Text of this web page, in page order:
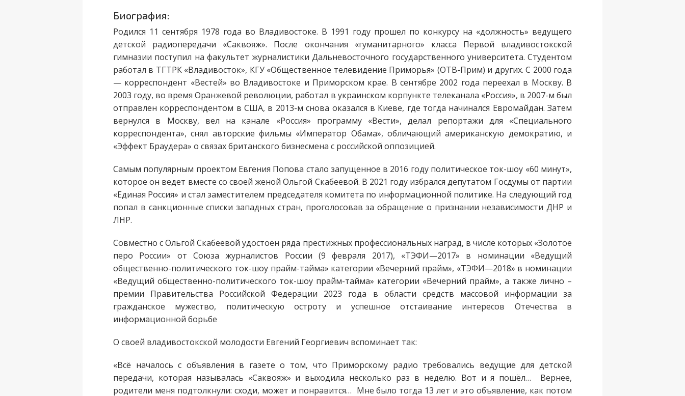
Биография:
Родился 11 сентября 1978 года во Владивостоке. В 1991 году прошел по конкурсу на «должность» ведущего
детской радиопередачи «Саквояж». После окончания «гуманитарного» класса Первой владивостокской
гимназии поступил на факультет журналистики Дальневосточного государственного университета. Студентом
работал в ТГТРК «Владивосток», КГУ «Общественное телевидение Приморья» (ОТВ-Прим) и других. С 2000 года
— корреспондент «Вестей» во Владивостоке и Приморском крае. В сентябре 2002 года переехал в Москву. В
2003 году, во время Оранжевой революции, работал в украинском корпункте телеканала «Россия», в 2007-м был
отправлен корреспондентом в США, в 2013-м снова оказался в Киеве, где тогда начинался Евромайдан. Затем
вернулся в Москву, вел на канале «Россия» программу «Вести», делал репортажи для «Специального
корреспондента», снял авторские фильмы «Император Обама», обличающий американскую демократию, и
«Эффект Браудера» о связах британского бизнесмена с российской оппозицией.
Самым популярным проектом Евгения Попова стало запущенное в 2016 году политическое ток-шоу «60 минут»,
которое он ведет вместе со своей женой Ольгой Скабеевой. В 2021 году избрался депутатом Госдумы от партии
«Единая Россия» и стал заместителем председателя комитета по информационной политике. На следующий год
попал в санкционные списки западных стран, проголосовав за обращение о признании независимости ДНР и
ЛНР.
Совместно с Ольгой Скабеевой удостоен ряда престижных профессиональных наград, в числе которых «Золотое
перо России» от Союза журналистов России (9 февраля 2017), «ТЭФИ—2017» в номинации «Ведущий
общественно-политического ток-шоу прайм-тайма» категории «Вечерний прайм», «ТЭФИ—2018» в номинации
«Ведущий общественно-политического ток-шоу прайм-тайма» категории «Вечерний прайм», а также лично –
премии Правительства Российской Федерации 2023 года в области средств массовой информации за
гражданское мужество, политическую остроту и успешное отстаивание интересов Отечества в
информационной борьбе
О своей владивостокской молодости Евгений Георгиевич вспоминает так:
«Всё началось с объявления в газете о том, что Приморскому радио требовались ведущие для детской
передачи, которая называлась «Саквояж» и выходила несколько раз в неделю. Вот и я пошёл… Вернее,
родители меня подтолкнули: сходи, может и понравится… Мне было тогда 13 лет и это объявление, как потом